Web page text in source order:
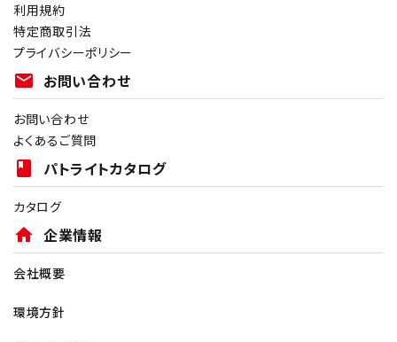
利用規約
特定商取引法
プライバシーポリシー
mail お問い合わせ
お問い合わせ
よくあるご質問
book パトライトカタログ
カタログ
home 企業情報
会社概要
環境方針